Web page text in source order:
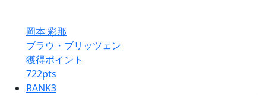
岡本 彩那
ブラウ・ブリッツェン
獲得ポイント
722pts
RANK3